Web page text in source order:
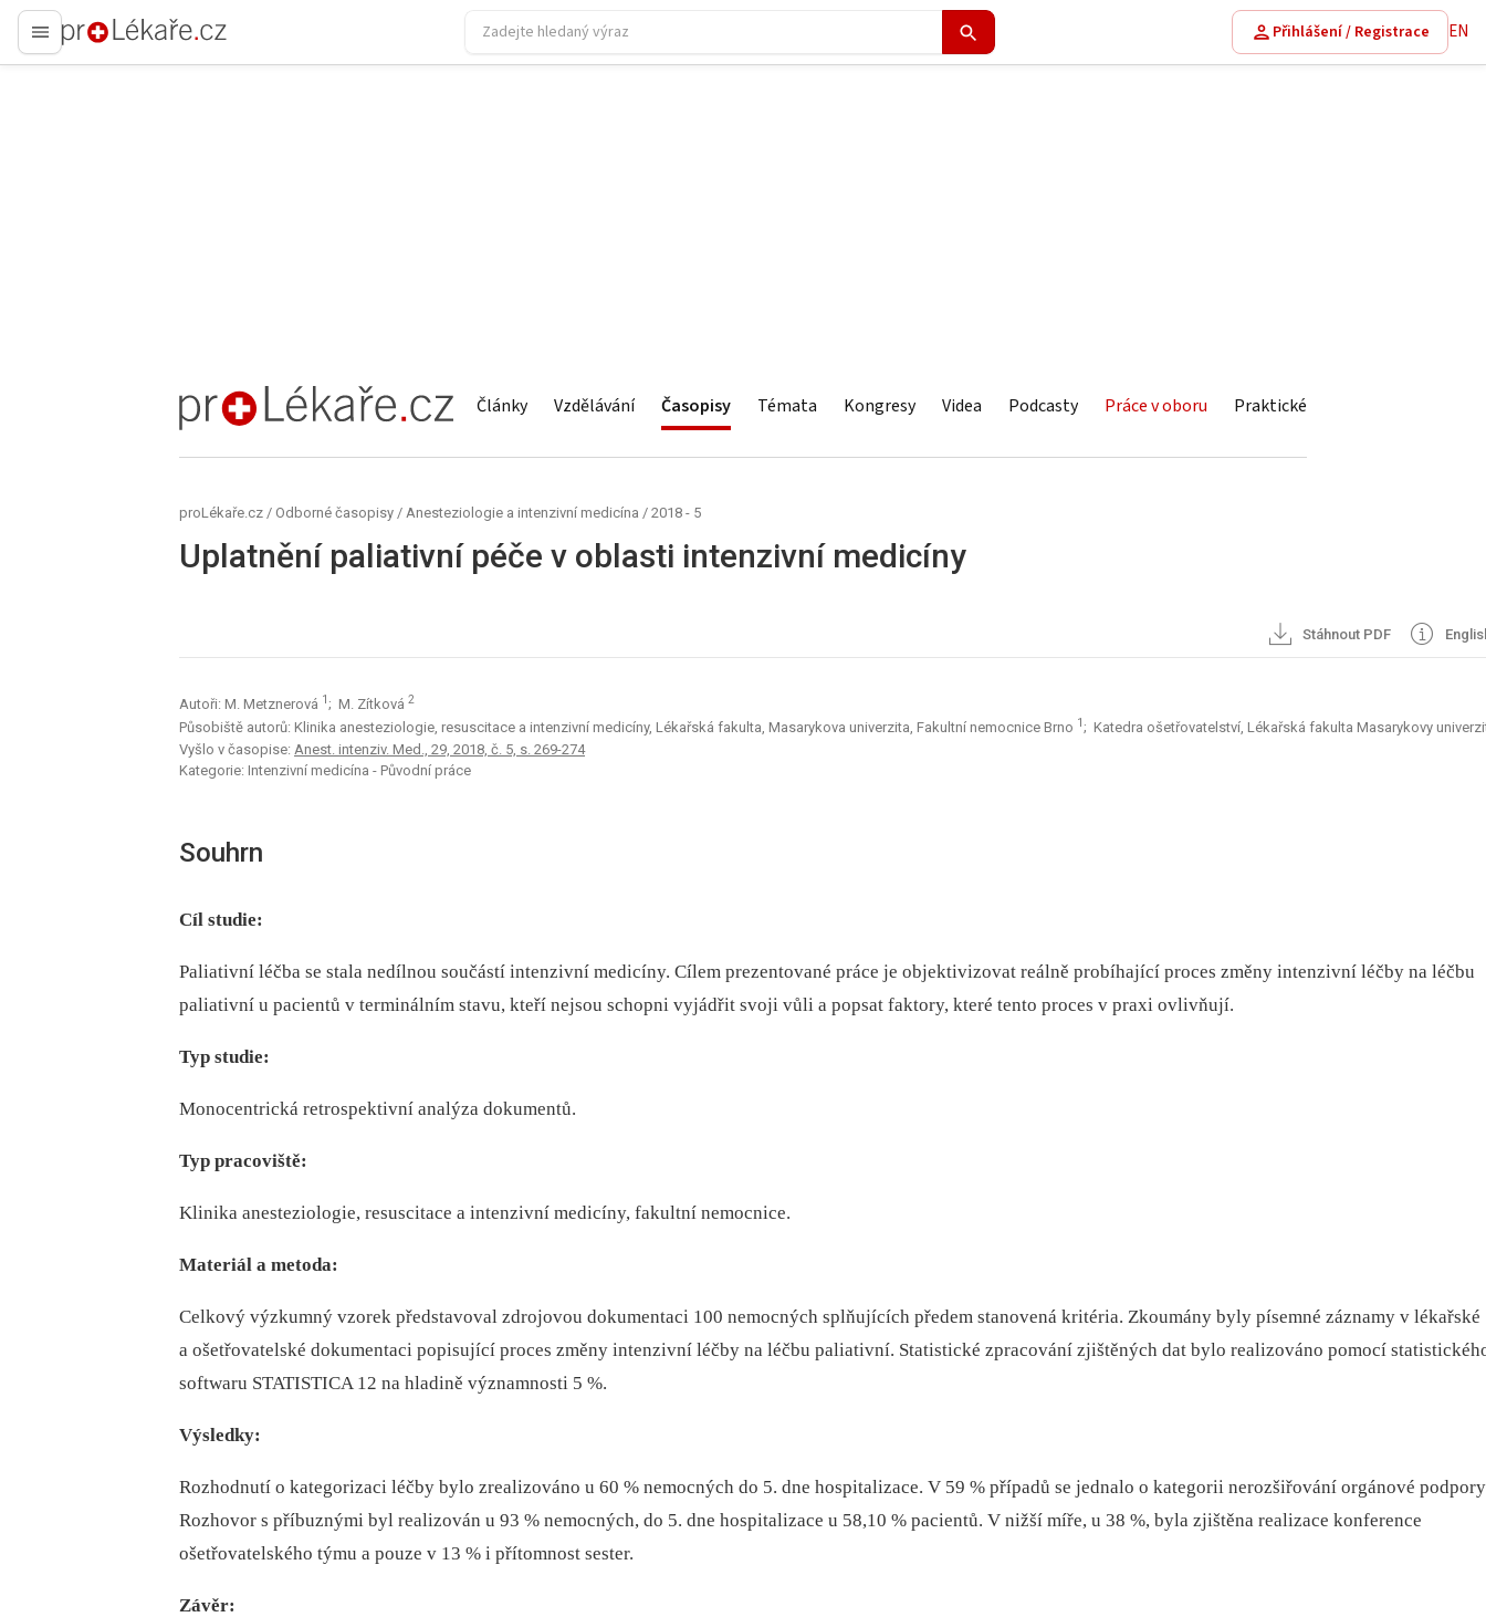
proLékaře.cz
Přihlášení / Registrace EN
proLékaře.cz Články Vzdělávání Časopisy Témata Kongresy Videa Podcasty Práce v oboru Praktické
proLékaře.cz / Odborné časopisy / Anesteziologie a intenzivní medicína / 2018 - 5
Uplatnění paliativní péče v oblasti intenzivní medicíny
Stáhnout PDF
Autoři: M. Metznerová 1 ; M. Zítková 2
Působiště autorů: Klinika anesteziologie, resuscitace a intenzivní medicíny, Lékařská fakulta, Masarykova univerzita, Fakultní nemocnice Brno 1 ; Katedra ošetřovatelství, Lékařská fakulta Masarykovy
Vyšlo v časopise: Anest. intenziv. Med., 29, 2018, č. 5, s. 269-274
Kategorie: Intenzivní medicína - Původní práce
Souhrn
Cíl studie:
Paliativní léčba se stala nedílnou součástí intenzivní medicíny. Cílem prezentované práce je objektivizovat reálně probíhající proces změny intenzivní léčby na léčbu
paliativní u pacientů v terminálním stavu, kteří nejsou schopni vyjádřit svoji vůli a popsat faktory, které tento proces v praxi ovlivňují.
Typ studie:
Monocentrická retrospektivní analýza dokumentů.
Typ pracoviště:
Klinika anesteziologie, resuscitace a intenzivní medicíny, fakultní nemocnice.
Materiál a metoda:
Celkový výzkumný vzorek představoval zdrojovou dokumentaci 100 nemocných splňujících předem stanovená kritéria. Zkoumány byly písemné záznamy v lékařské
a ošetřovatelské dokumentaci popisující proces změny intenzivní léčby na léčbu paliativní. Statistické zpracování zjištěných dat bylo realizováno pomocí
softwaru STATISTICA 12 na hladině významnosti 5 %.
Výsledky:
Rozhodnutí o kategorizaci léčby bylo zrealizováno u 60 % nemocných do 5. dne hospitalizace. V 59 % případů se jednalo o kategorii nerozšiřování orgánové
Rozhovor s příbuznými byl realizován u 93 % nemocných, do 5. dne hospitalizace u 58,10 % pacientů. V nižší míře, u 38 %, byla zjištěna realizace konference
ošetřovatelského týmu a pouze v 13 % i přítomnost sester.
Závěr: